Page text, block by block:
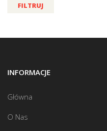
FILTRUJ
INFORMACJE
Główna
O Nas